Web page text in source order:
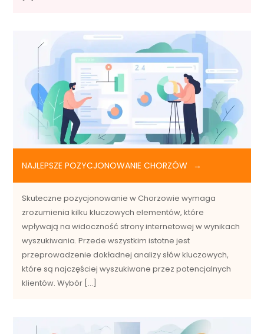
NAJLEPSZE POZYCJONOWANIE CHORZÓW
Skuteczne pozycjonowanie w Chorzowie wymaga
zrozumienia kilku kluczowych elementów, które
wpływają na widoczność strony internetowej w wynikach
wyszukiwania. Przede wszystkim istotne jest
przeprowadzenie dokładnej analizy słów kluczowych,
które są najczęściej wyszukiwane przez potencjalnych
klientów. Wybór […]